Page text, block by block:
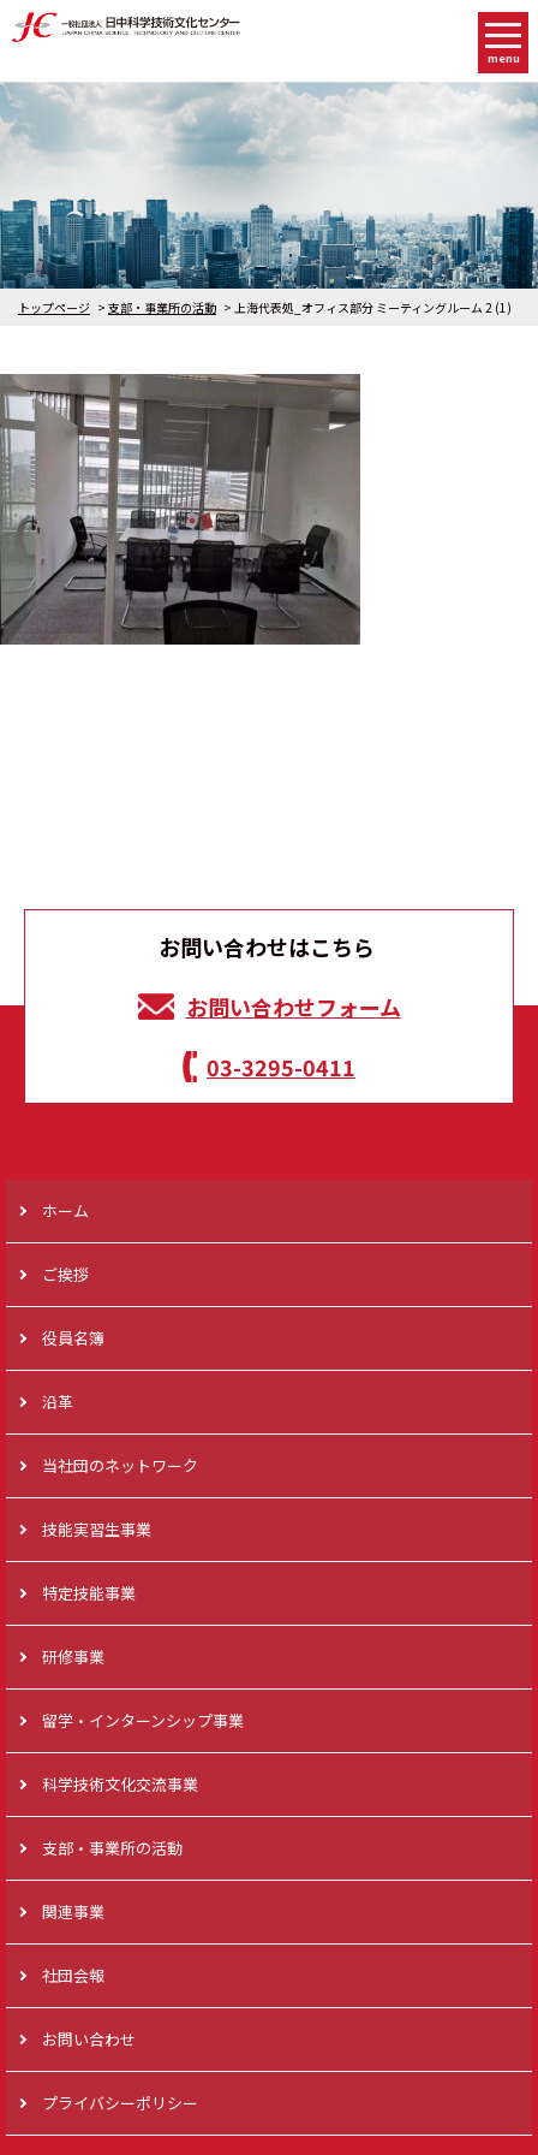
menu
トップページ 支部・事業所の活動 上海代表処_オフィス部分 ミーティングルーム 2 (1)
お問い合わせはこちら
お問い合わせフォーム
03-3295-0411
ホーム
ご挨拶
役員名簿
沿革
当社団のネットワーク
技能実習生事業
特定技能事業
研修事業
留学・インターンシップ事業
科学技術文化交流事業
支部・事業所の活動
関連事業
社団会報
お問い合わせ
プライバシーポリシー